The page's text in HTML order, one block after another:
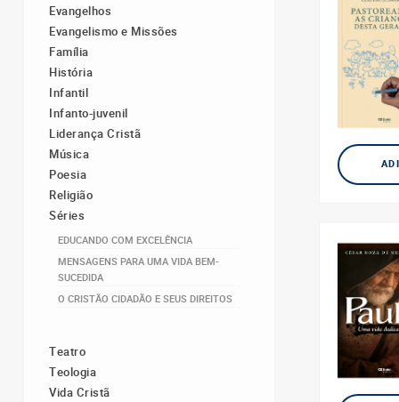
Evangelhos
Evangelismo e Missões
Família
História
Infantil
Infanto-juvenil
Liderança Cristã
Música
Poesia
Religião
Séries
EDUCANDO COM EXCELÊNCIA
MENSAGENS PARA UMA VIDA BEM-
SUCEDIDA
O CRISTÃO CIDADÃO E SEUS DIREITOS
Teatro
Teologia
Vida Cristã